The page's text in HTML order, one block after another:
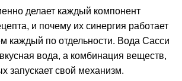
делает каждый компонент
и почему их синергия работает
каждый по отдельности. Вода Сасси
вода, а комбинация веществ,
запускает свой механизм.